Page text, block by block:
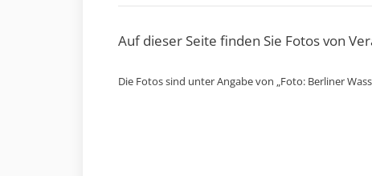
Auf dieser Seite finden Sie Fotos von
Die Fotos sind unter Angabe von „Foto: Berliner